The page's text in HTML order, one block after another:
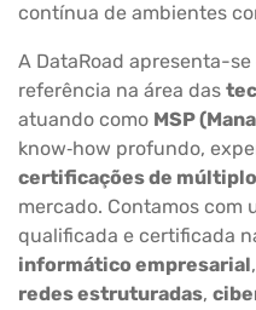
contínua de ambientes
A DataRoad apresenta-
referência na área das
atuando como MSP
know‑how profundo,
certificações de
mercado. Contamos com
qualificada e certificada
informático empresarial,
redes estruturadas,